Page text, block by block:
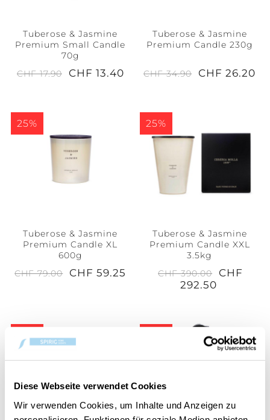
Diese Webseite verwendet Cookies
Wir verwenden Cookies, um Inhalte und Anzeigen zu
Tuberose & Jasmine
Premium Small Candle
70g
CHF 17.90
CHF 13.40
Tuberose & Jasmine
Premium Candle 230g
CHF 34.90 CHF 26.20
25%
Tuberose & Jasmine
Premium Candle XL
600g
CHF 79.00
CHF 59.25
25%
Tuberose & Jasmine
Premium Candle XXL
3.5kg
CHF 390.00
CHF
292.50
25%